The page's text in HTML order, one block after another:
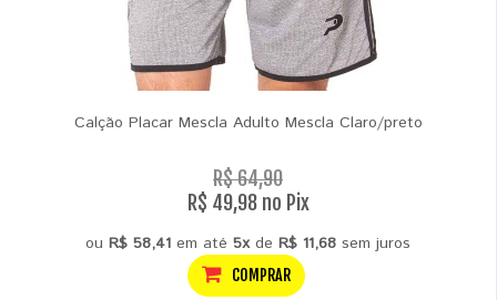
Calção Placar Mescla Adulto Mescla Claro/preto
R$ 64,90
R$ 49,98 no Pix
ou R$ 58,41 em até 5xde R$ 11,68 sem juros
COMPRAR